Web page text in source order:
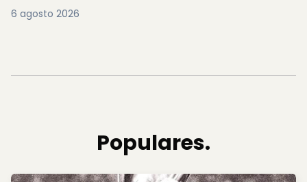
6 agosto 2026
Populares.